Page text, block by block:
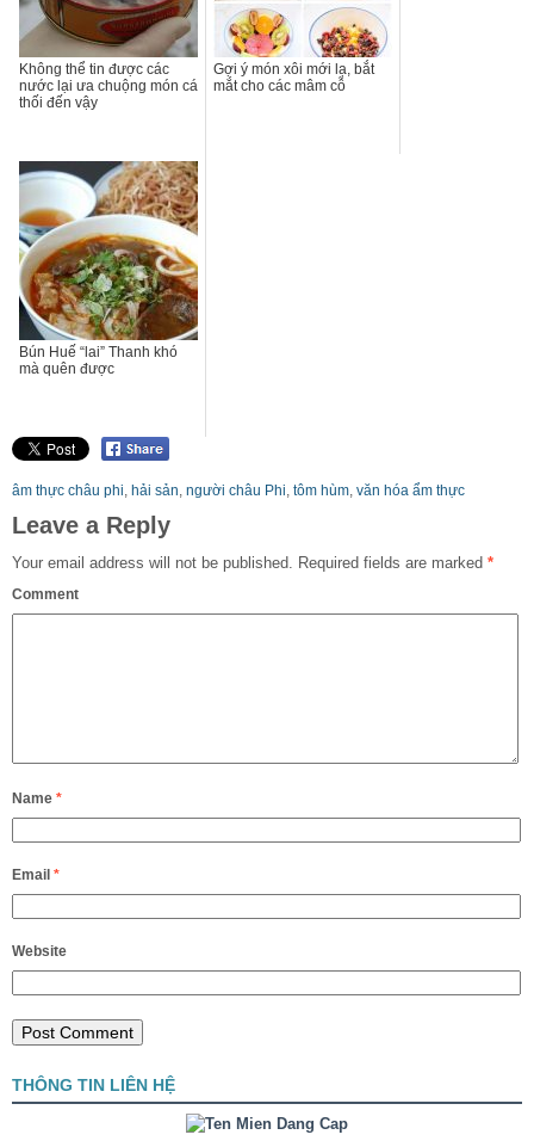
Không thể tin được các
nước lại ưa chuộng món cá
thối đến vậy
Gợi ý món xôi mới lạ, bắt
mắt cho các mâm cỗ
Bún Huế “lai” Thanh khó
mà quên được
âm thực châu phi hải sản người châu Phi tôm hùm văn hóa ẩm thực
Leave a Reply
Your email address will not be published. Required fields are marked *
Comment
Name *
Email *
Website
THÔNG TIN LIÊN HỆ